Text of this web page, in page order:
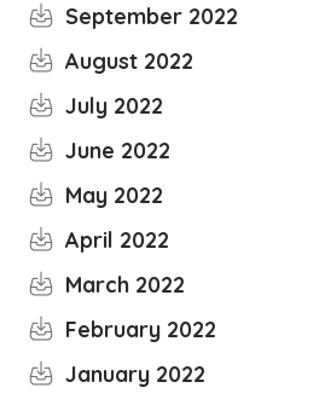
September 2022
August 2022
July 2022
June 2022
May 2022
April 2022
March 2022
February 2022
January 2022